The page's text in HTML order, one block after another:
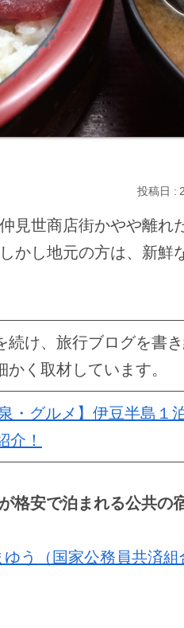
見世商店街かやや離れ
かし地元の方は、新鮮
け、旅行ブログを書
く取材しています。
・グルメ】伊豆半島１
介！
格安で泊まれる公共の
う（国家公務員共済組